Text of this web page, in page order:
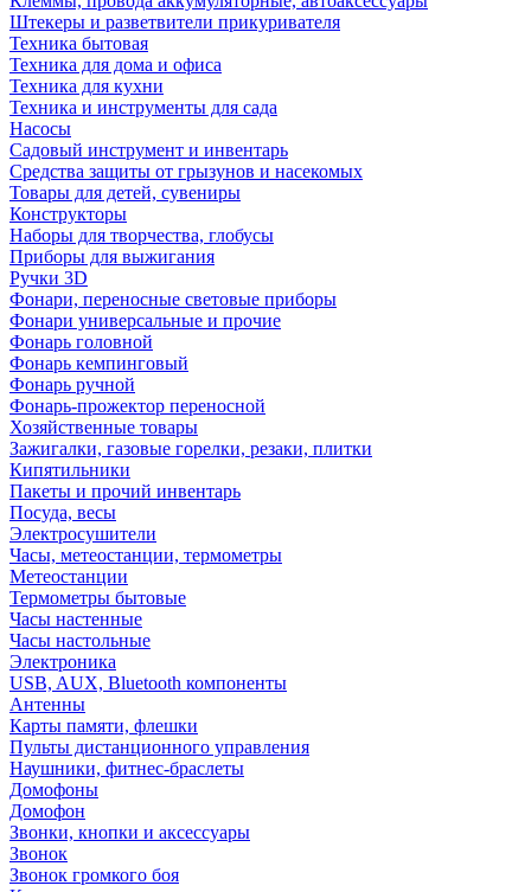
Штекеры и разветвители прикуривателя
Техника бытовая
Техника для дома и офиса
Техника для кухни
Техника и инструменты для сада
Насосы
Садовый инструмент и инвентарь
Средства защиты от грызунов и насекомых
Товары для детей, сувениры
Конструкторы
Наборы для творчества, глобусы
Приборы для выжигания
Ручки 3D
Фонари, переносные световые приборы
Фонари универсальные и прочие
Фонарь головной
Фонарь кемпинговый
Фонарь ручной
Фонарь-прожектор переносной
Хозяйственные товары
Зажигалки, газовые горелки, резаки, плитки
Кипятильники
Пакеты и прочий инвентарь
Посуда, весы
Электросушители
Часы, метеостанции, термометры
Метеостанции
Термометры бытовые
Часы настенные
Часы настольные
Электроника
USB, AUX, Bluetooth компоненты
Антенны
Карты памяти, флешки
Пульты дистанционного управления
Наушники, фитнес-браслеты
Домофоны
Домофон
Звонки, кнопки и аксессуары
Звонок
Звонок громкого боя